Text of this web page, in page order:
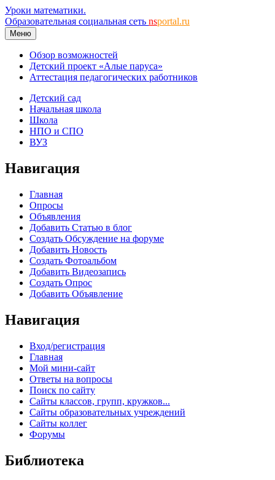
Уроки математики.
Образовательная социальная сеть nsportal.ru
Меню
Обзор возможностей
Детский проект «Алые паруса»
Аттестация педагогических работников
Детский сад
Начальная школа
Школа
НПО и СПО
ВУЗ
Навигация
Главная
Опросы
Объявления
Добавить Статью в блог
Создать Обсуждение на форуме
Добавить Новость
Создать Фотоальбом
Добавить Видеозапись
Создать Опрос
Добавить Объявление
Навигация
Вход/регистрация
Главная
Мой мини-сайт
Ответы на вопросы
Поиск по сайту
Сайты классов, групп, кружков...
Сайты образовательных учреждений
Сайты коллег
Форумы
Библиотека